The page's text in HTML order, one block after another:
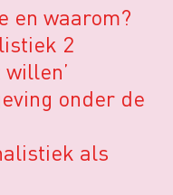
en waarom?
2
onder de
als